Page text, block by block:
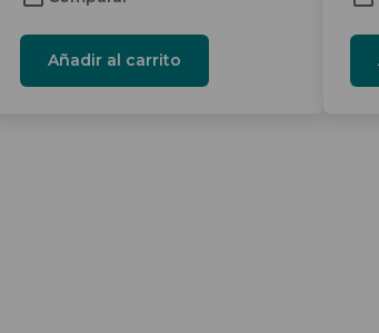
32,00 €.
28,00 €.
Añadir al carrito